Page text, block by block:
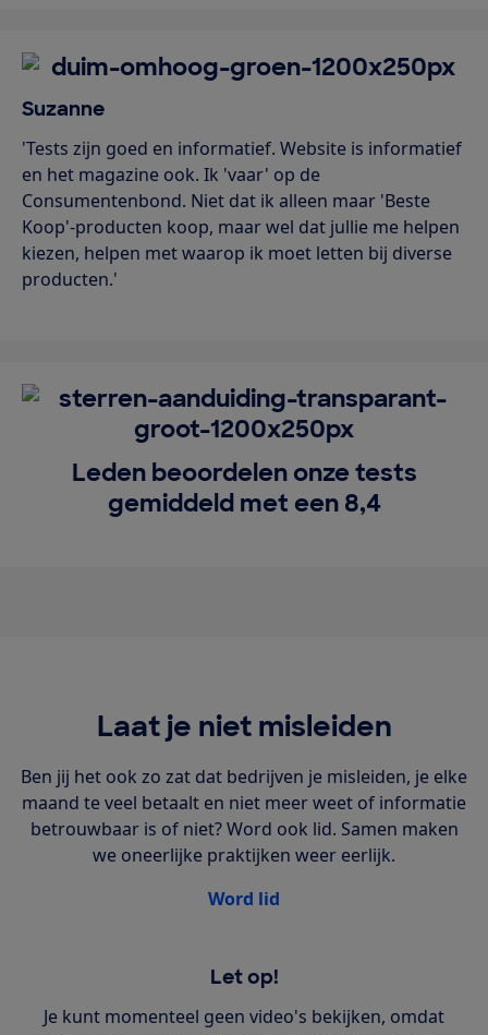
Suzanne
'Tests zijn goed en informatief. Website is informatief
en het magazine ook. Ik 'vaar' op de
Consumentenbond. Niet dat ik alleen maar 'Beste
Koop'-producten koop, maar wel dat jullie me helpen
kiezen, helpen met waarop ik moet letten bij diverse
producten.'
Leden beoordelen onze tests
gemiddeld met een 8,4
Laat je niet misleiden
Ben jij het ook zo zat dat bedrijven je misleiden, je elke
maand te veel betaalt en niet meer weet of informatie
betrouwbaar is of niet? Word ook lid. Samen maken
we oneerlijke praktijken weer eerlijk.
Word lid
Let op!
Je kunt momenteel geen video's bekijken, omdat